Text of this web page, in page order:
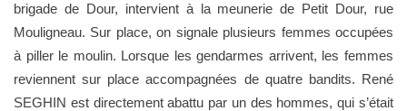
brigade de Dour, intervient à la meunerie de Petit Dour, rue
Mouligneau. Sur place, on signale plusieurs femmes occupées
à piller le moulin. Lorsque les gendarmes arrivent, les femmes
reviennent sur place accompagnées de quatre bandits. René
SEGHIN est directement abattu par un des hommes, qui s’était